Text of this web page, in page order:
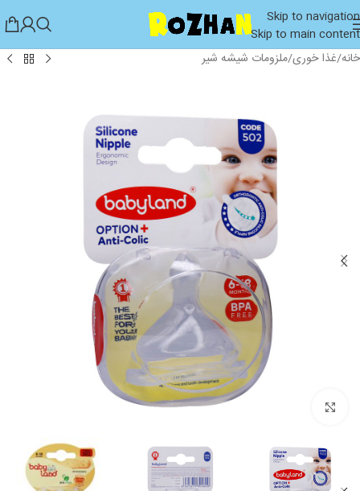
Skip to navigation
Skip to main content
خانه/غذا خوری/ملزومات شیشه شیر